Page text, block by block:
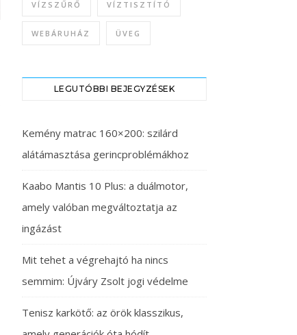
VÍZSZŰRŐ VÍZTISZTÍTÓ
WEBÁRUHÁZ ÜVEG
LEGUTÓBBI BEJEGYZÉSEK
Kemény matrac 160×200: szilárd
alátámasztása gerincproblémákhoz
Kaabo Mantis 10 Plus: a duálmotor,
amely valóban megváltoztatja az
ingázást
Mit tehet a végrehajtó ha nincs
semmim: Újváry Zsolt jogi védelme
Tenisz karkötő: az örök klasszikus,